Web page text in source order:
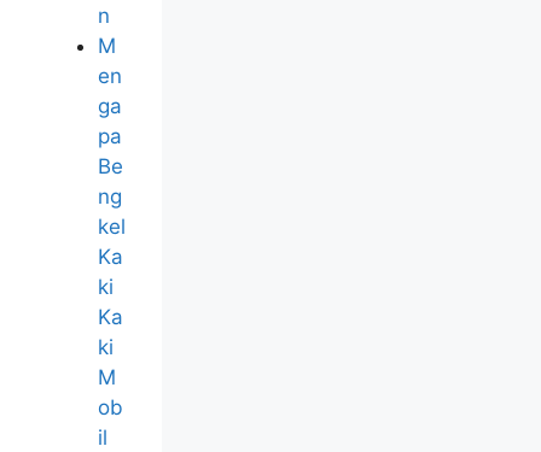
n
M
en
ga
pa
Be
ng
kel
Ka
ki
Ka
ki
M
ob
il